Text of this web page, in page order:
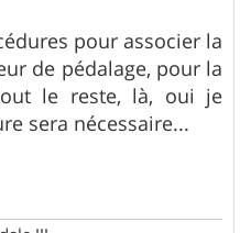
pour associer la
de pédalage, pour la
le reste, là, oui je
sera nécessaire...